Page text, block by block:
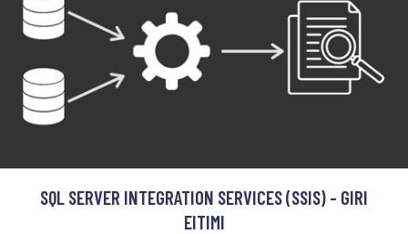
SQL SERVER INTEGRATION SERVICES (SSIS) - GIRI
EITIMI